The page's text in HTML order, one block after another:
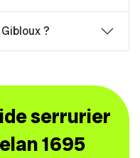
?
serrurier
1695